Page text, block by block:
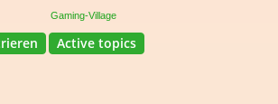
Active topics